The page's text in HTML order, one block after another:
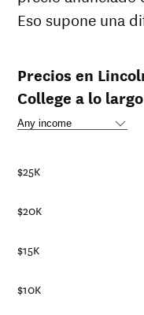
Eso supone una
Precios en
College a lo
$10K
$15K
$20K
$25K